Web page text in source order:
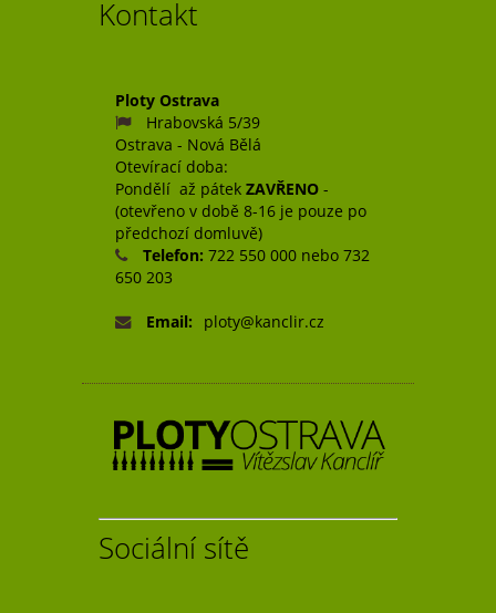
Kontakt
Ploty Ostrava
Hrabovská 5/39
Ostrava - Nová Bělá
Otevírací doba:
Pondělí až pátek ZAVŘENO -
(otevřeno v době 8-16 je pouze po
předchozí domluvě)
Telefon: 722 550 000 nebo 732
650 203
Email: ploty@kanclir.cz
Sociální sítě